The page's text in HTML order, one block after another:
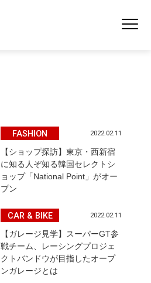
FASHION 2022.02.11
【ショップ探訪】東京・西新宿
に知る人ぞ知る韓国セレクトシ
ョップ「National Point」がオー
プン
CAR & BIKE 2022.02.11
【ガレージ見学】スーパーGT参
戦チーム、レーシングプロジェ
クトバンドウが目指したオープ
ンガレージとは